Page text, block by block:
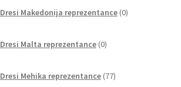
Dresi Makedonija reprezentance 0izdelkov
Dresi Malta reprezentance 0izdelkov
Dresi Mehika reprezentance 77izdelkov